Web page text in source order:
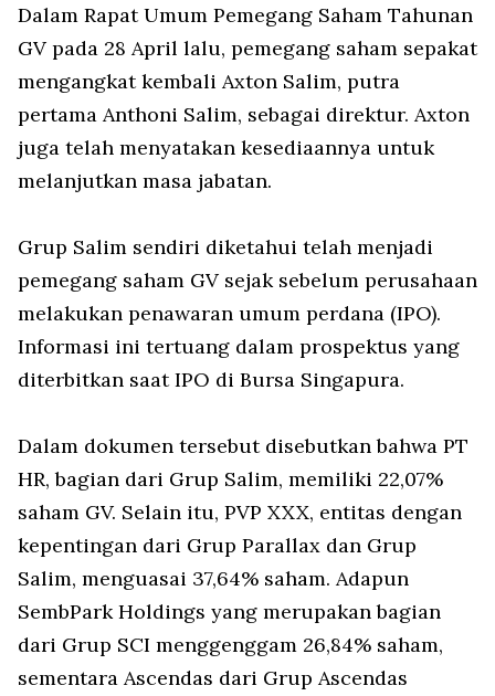
Dalam Rapat Umum Pemegang Saham Tahunan
GV pada 28 April lalu, pemegang saham sepakat
mengangkat kembali Axton Salim, putra
pertama Anthoni Salim, sebagai direktur. Axton
juga telah menyatakan kesediaannya untuk
melanjutkan masa jabatan.
Grup Salim sendiri diketahui telah menjadi
pemegang saham GV sejak sebelum perusahaan
melakukan penawaran umum perdana (IPO).
Informasi ini tertuang dalam prospektus yang
diterbitkan saat IPO di Bursa Singapura.
Dalam dokumen tersebut disebutkan bahwa PT
HR, bagian dari Grup Salim, memiliki 22,07%
saham GV. Selain itu, PVP XXX, entitas dengan
kepentingan dari Grup Parallax dan Grup
Salim, menguasai 37,64% saham. Adapun
SembPark Holdings yang merupakan bagian
dari Grup SCI menggenggam 26,84% saham,
sementara Ascendas dari Grup Ascendas